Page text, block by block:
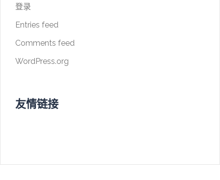
登录
Entries feed
Comments feed
WordPress.org
友情链接